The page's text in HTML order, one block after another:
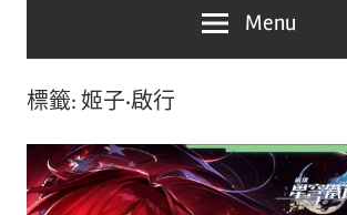
家
人
No.1
遊
戲
科
技
自
Menu
標籤: 姬子·啟行